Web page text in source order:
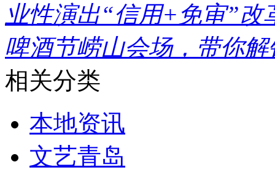
业性演出“信用+免审”改
啤酒节崂山会场，带你
相关分类
本地资讯
文艺青岛